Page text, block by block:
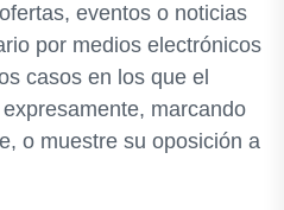
eventos o noticias
por medios electrónicos
casos en los que el
marcando
o muestre su oposición a